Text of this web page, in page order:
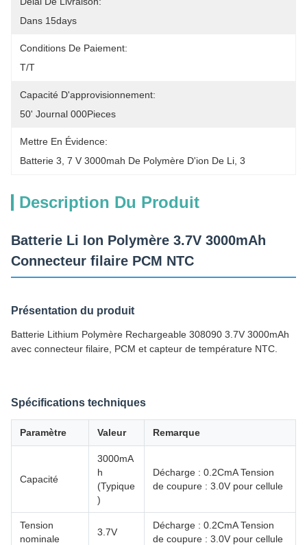
Dans 15days
Conditions De Paiement:
T/T
Capacité D'approvisionnement:
50' Journal 000Pieces
Mettre En Évidence:
Batterie 3 7 V 3000mah De Polymère D'ion De Li 3
Description Du Produit
Batterie Li Ion Polymère 3.7V 3000mAh
Connecteur filaire PCM NTC
Présentation du produit
Batterie Lithium Polymère Rechargeable 308090 3.7V 3000mAh
avec connecteur filaire, PCM et capteur de température NTC.
Spécifications techniques
Paramètre Valeur Remarque
Capacité
3000mA
h
(Typique
)
Décharge : 0.2CmA Tension
de coupure : 3.0V pour cellule
Tension
nominale
3.7V
Décharge : 0.2CmA Tension
de coupure : 3.0V pour cellule